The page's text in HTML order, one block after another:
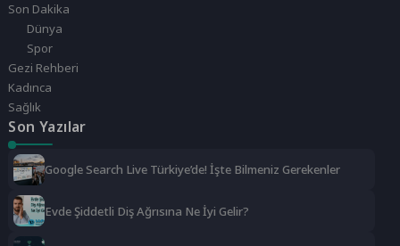
Son Dakika
Dünya
Spor
Gezi Rehberi
Kadınca
Sağlık
Son Yazılar
Google Search Live Türkiye’de! İşte Bilmeniz Gerekenler
Evde Şiddetli Diş Ağrısına Ne İyi Gelir?